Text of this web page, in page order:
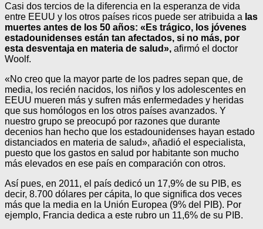
Casi dos tercios de la diferencia en la esperanza de vida
entre EEUU y los otros países ricos puede ser atribuida a las
muertes antes de los 50 años: «Es trágico, los jóvenes
estadounidenses están tan afectados, si no más, por
esta desventaja en materia de salud», afirmó el doctor
Woolf.
«No creo que la mayor parte de los padres sepan que, de
media, los recién nacidos, los niños y los adolescentes en
EEUU mueren más y sufren más enfermedades y heridas
que sus homólogos en los otros países avanzados. Y
nuestro grupo se preocupó por razones que durante
decenios han hecho que los estadounidenses hayan estado
distanciados en materia de salud», añadió el especialista,
puesto que los gastos en salud por habitante son mucho
más elevados en ese país en comparación con otros.
Así pues, en 2011, el país dedicó un 17,9% de su PIB, es
decir, 8.700 dólares per cápita, lo que significa dos veces
más que la media en la Unión Europea (9% del PIB). Por
ejemplo, Francia dedica a este rubro un 11,6% de su PIB.